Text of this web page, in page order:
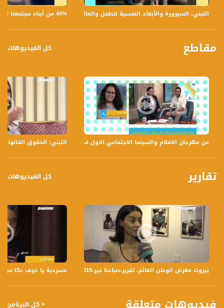
40% من أبناء مجتمعنا لا يشعرون بالأمان في بلداتهم!،الكاملة،صباحنا غير،28.6.2019،قناة مساواة
التبني: السيرورة والأبعاد النفسية للطفل والعائلة،الكاملة،صباحنا غير،30.6.2019،قناة مساواة
مقاطع كل الفيديوهات
التبني: الحقوق
عن مهرجان الافلام والسينما الاجتماعي الاول في المجتمع العربي،بيان نداف،صباحنا
تقارير كل الفيديوهات
مسرحية يا خوف عكا من هديرك يا بيروت معرض الوطن العائم، تقرير،صباحنا غير،26.6.2019،قناة مساواة
< كل البرنامج